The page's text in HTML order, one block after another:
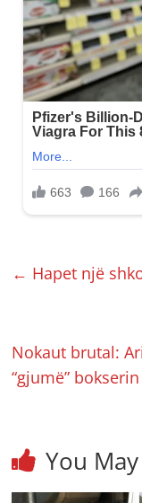
← Hapet një
Nokaut brutal:
“gjumë”
You